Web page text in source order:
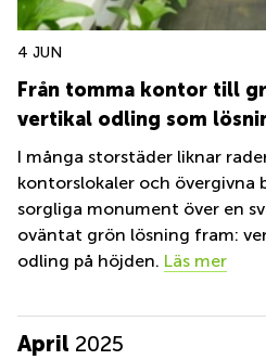
4 JUN
Från tomma kontor till
vertikal odling som
I många storstäder liknar
kontorslokaler och övergivna
sorgliga monument över en
oväntat grön lösning fram:
odling på höjden. Läs mer
April 2025